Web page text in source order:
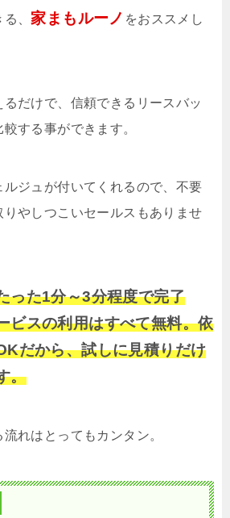
る、家まもルーノ をおススメし
だけで、信頼できるリースバッ
する事ができます。
ジュが付いてくれるので、不要
やしつこいセールスもありませ
った1分～3分程度で完了
ビスの利用はすべて無料。依
だから、試しに見積りだけ
。
れはとってもカンタン。